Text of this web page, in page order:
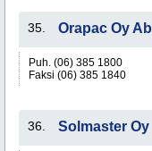
35. Orapac Oy Ab
Puh. (06) 385 1800
Faksi (06) 385 1840
36. Solmaster Oy